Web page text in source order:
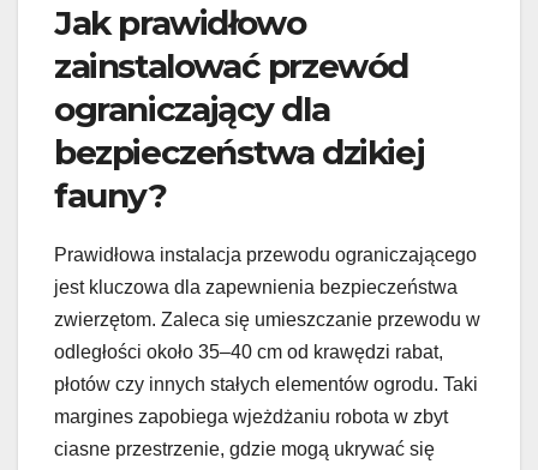
Jak prawidłowo
zainstalować przewód
ograniczający dla
bezpieczeństwa dzikiej
fauny?
Prawidłowa instalacja przewodu ograniczającego
jest kluczowa dla zapewnienia bezpieczeństwa
zwierzętom. Zaleca się umieszczanie przewodu w
odległości około 35–40 cm od krawędzi rabat,
płotów czy innych stałych elementów ogrodu. Taki
margines zapobiega wjeżdżaniu robota w zbyt
ciasne przestrzenie, gdzie mogą ukrywać się